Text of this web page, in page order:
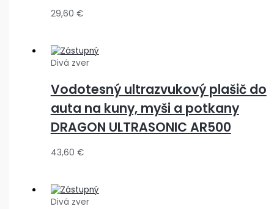
29,60 €
Divá zver
Vodotesný ultrazvukový plašič do
auta na kuny, myši a potkany
DRAGON ULTRASONIC AR500
43,60 €
Divá zver